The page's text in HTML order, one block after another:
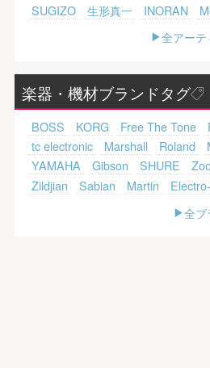
SUGIZO
生形真一 INORAN
全アー
楽器・機材ブランドタグ
BOSS KORG Free The Tone
tc electronic
Marshall Roland
YAMAHA
Gibson SHURE
Zildjian
Sabian Martin
全ブ